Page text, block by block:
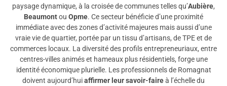
paysage dynamique, à la croisée de communes telles qu’Aubière,
Beaumontou Opme. Ce secteur bénéficie d’une proximité
immédiate avec des zones d’activité majeures mais aussi d’une
vraie vie de quartier, portée par un tissu d’artisans, de TPE et de
commerces locaux. La diversité des profils entrepreneuriaux, entre
centres-villes animés et hameaux plus résidentiels, forge une
identité économique plurielle. Les professionnels de Romagnat
doivent aujourd’huiaffirmer leur savoir-faireà l’échelle du